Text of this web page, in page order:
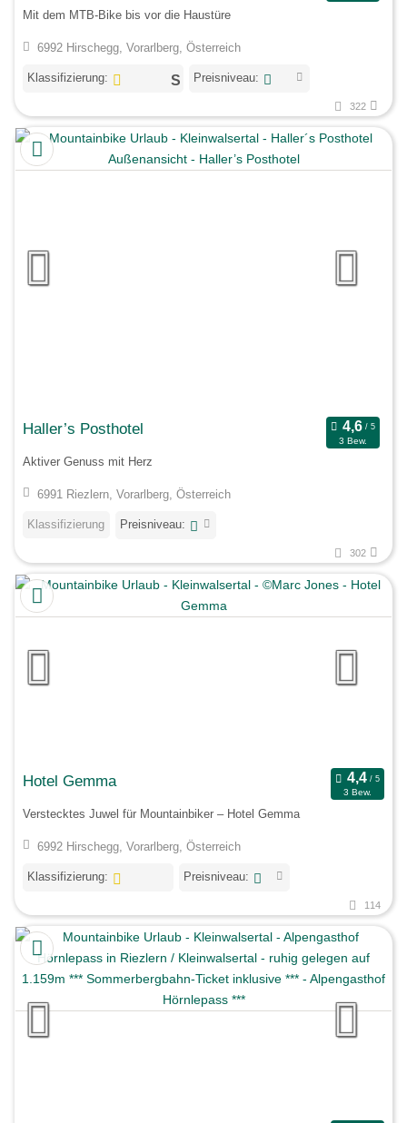
Mit dem MTB-Bike bis vor die Haustüre
6992 Hirschegg, Vorarlberg, Österreich
Klassifizierung: Preisniveau:
322
Haller’s Posthotel
3 Bew.
Aktiver Genuss mit Herz
6991 Riezlern, Vorarlberg, Österreich
Klassifizierung Preisniveau:
302
Hotel Gemma
3 Bew.
Verstecktes Juwel für Mountainbiker – Hotel Gemma
6992 Hirschegg, Vorarlberg, Österreich
Klassifizierung: Preisniveau:
114